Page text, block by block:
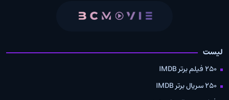
لیست
250 فیلم برتر IMDB
250 سریال برتر IMDB